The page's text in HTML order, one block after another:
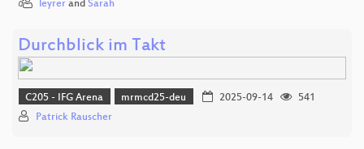
leyrer and Sarah
Durchblick im Takt
C205 - IFG Arena mrmcd25-deu 2025-09-14
541
Patrick Rauscher